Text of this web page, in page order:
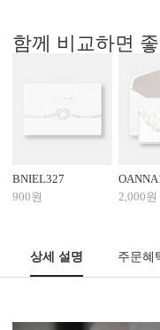
함께 비교하면
BNIEL327
900원
2,000원
상세 설명 주문혜